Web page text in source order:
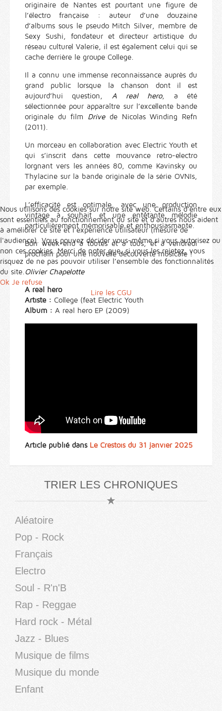
originaire de Nantes est pourtant une figure de
l’électro française : auteur d’une douzaine
d’albums sous le pseudo Mitch Silver, membre de
Sexy Sushi, fondateur et directeur artistique du
réseau culturel Valerie, il est également celui qui se
cache derrière le groupe College.
Il a connu une immense reconnaissance auprès du
grand public lorsque la chanson dont il est
aujourd’hui question, A real hero, a été
sélectionnée pour apparaître sur l’excellente bande
originale du film Drivede Nicolas Winding Refn
(2011).
Un morceau en collaboration avec Electric Youth et
qui s’inscrit dans cette mouvance retro-electro
lorgnant vers les années 80, comme Kavinsky ou
Thylacine sur la bande originale de la série OVNIs,
par exemple.
L’efficacité est optimale, avec une production
vintage à souhait et une entêtante mélodie
particulièrement mémorisable et enthousiasmante.
Bon week-end à toutes et à tous, et à vendredi
prochain pour une nouvelle découverte musicale !
Olivier Chapelotte
A real hero
Artiste : College (feat Electric Youth
Album : A real hero EP (2009)
Article publié dans Le Crestois du 31 janvier 2025
TRIER LES CHRONIQUES
Aléatoire
Pop - Rock
Français
Electro
Soul - R'n'B
Rap - Reggae
Hard rock - Métal
Jazz - Blues
Musique de films
Musique du monde
Enfant
Nous utilisons des cookies sur notre site web. Certains d’entre eux
sont essentiels au fonctionnement du site et d’autres nous aident
à améliorer ce site et l’expérience utilisateur (mesure de
l'audience). Vous pouvez décider vous-même si vous autorisez ou
non ces cookies. Merci de noter que, si vous les rejetez, vous
risquez de ne pas pouvoir utiliser l’ensemble des fonctionnalités
du site.
Ok Je refuse
Lire les CGU